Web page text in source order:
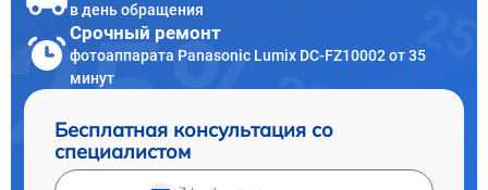
в день обращения
Срочный ремонт
фотоаппарата Panasonic Lumix DC-FZ10002 от 35
минут
Бесплатная консультация со
специалистом